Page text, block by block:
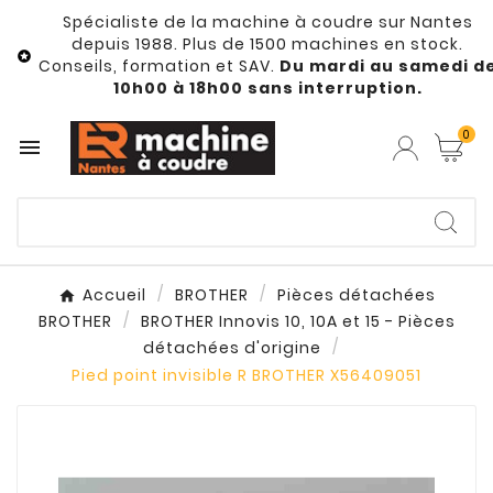

Spécialiste de la machine à coudre sur Nantes
depuis 1988. Plus de 1500 machines en stock.
Conseils, formation et SAV. Du mardi au samedi
10h00 à 18h00 sans interruption.
 0
Accueil BROTHER
Pièces détachées
BROTHER
BROTHER Innovis 10, 10A et 15 - Pièces
détachées d'origine
Pied point invisible R BROTHER X56409051